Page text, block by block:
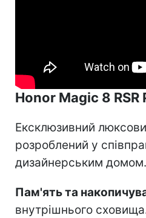
Honor Magic 8
Ексклюзивний
розроблений у
дизайнерським домом.
Пам'ять та
внутрішнього